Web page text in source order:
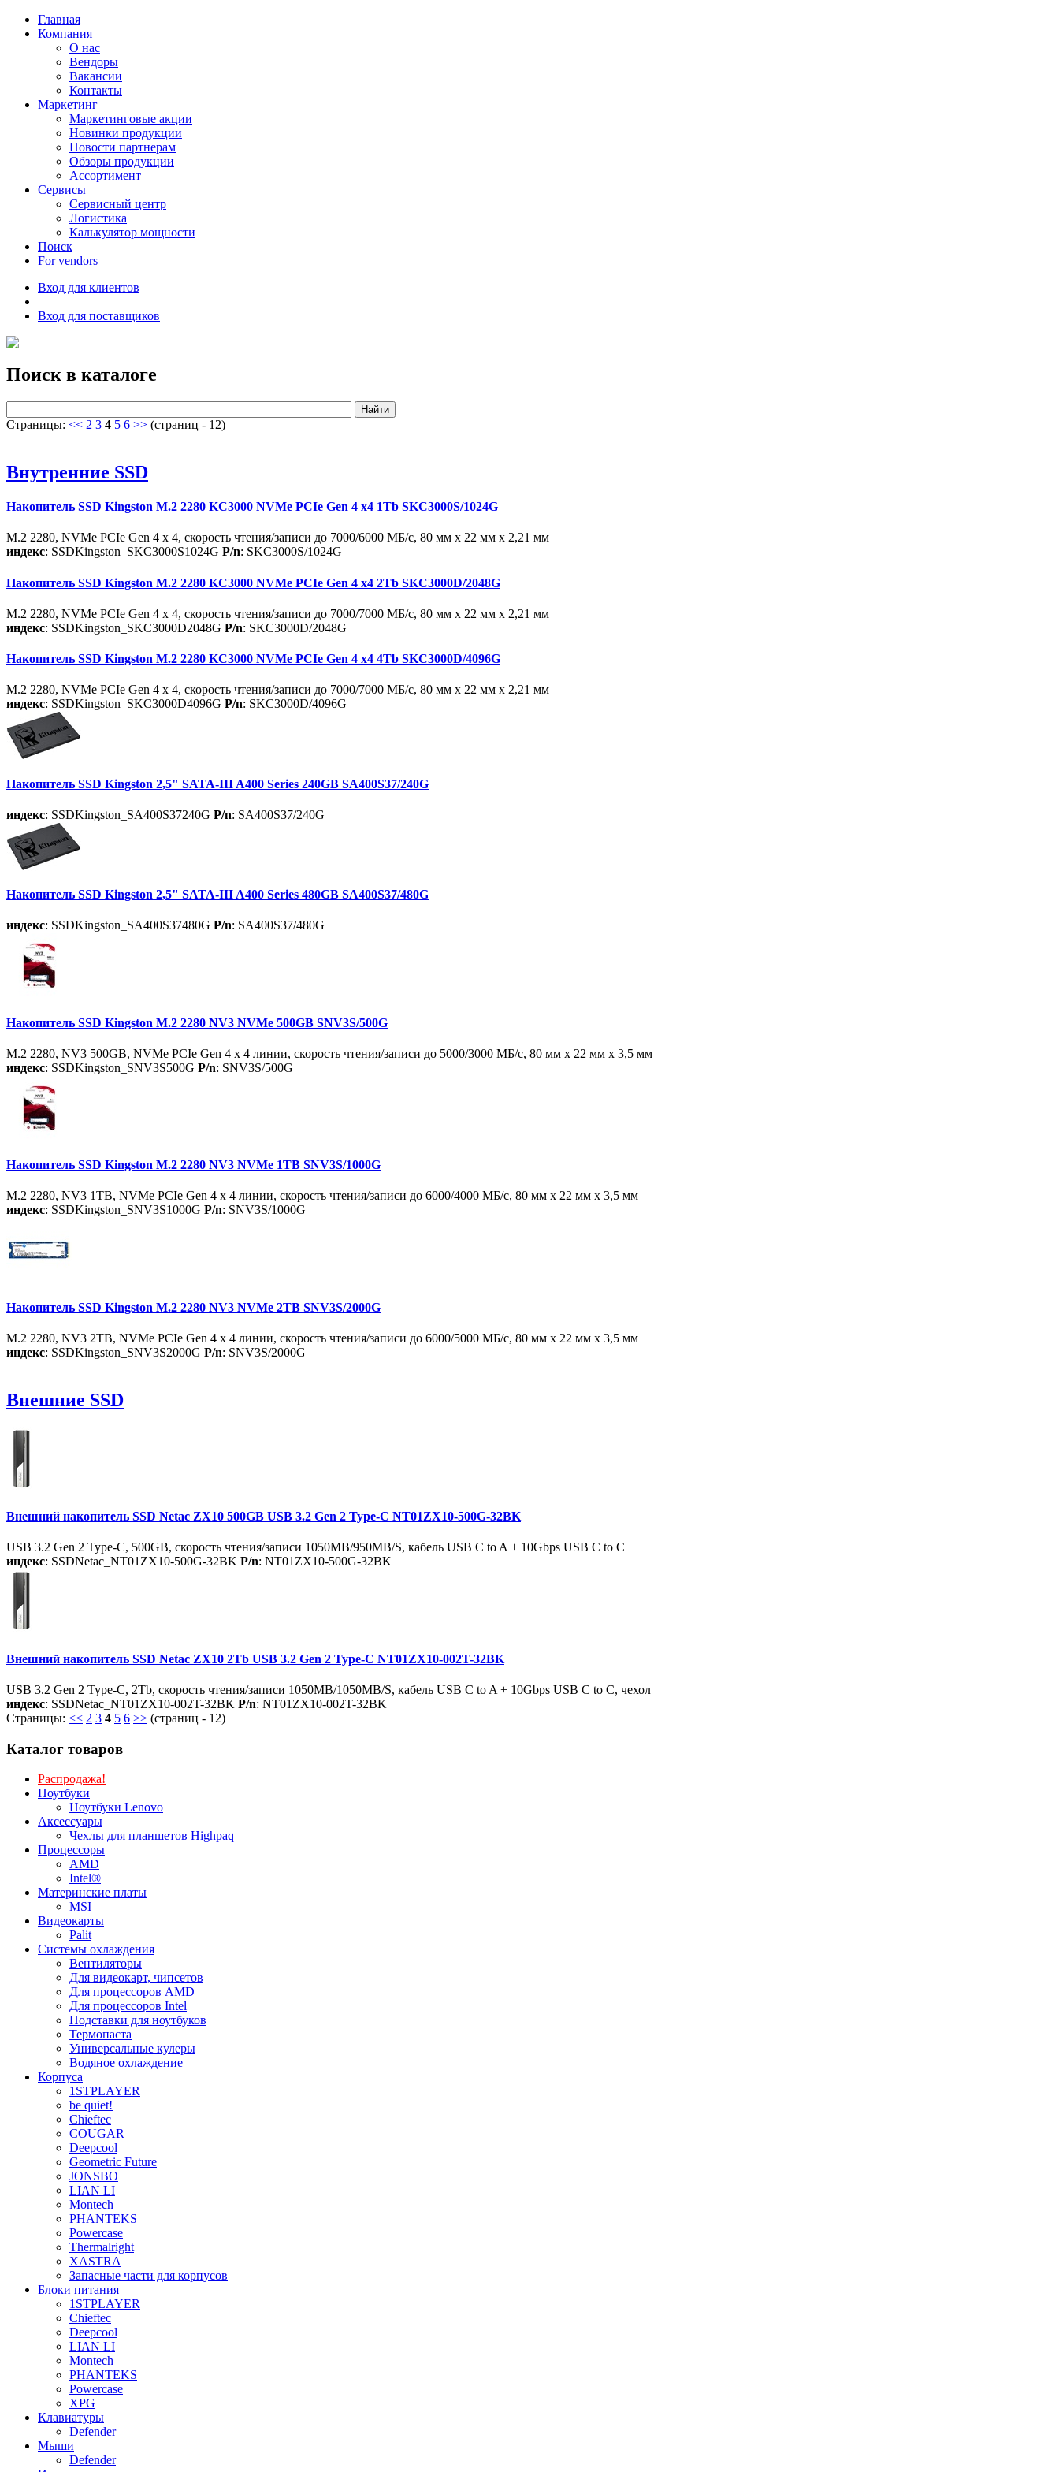
Главная
Компания
О нас
Вендоры
Вакансии
Контакты
Маркетинг
Маркетинговые акции
Новинки продукции
Новости партнерам
Обзоры продукции
Ассортимент
Сервисы
Сервисный центр
Логистика
Калькулятор мощности
Поиск
For vendors
Вход для клиентов
|
Вход для поставщиков
Поиск в каталоге
Страницы: << 2 3 4 5 6 >> (страниц - 12)
Внутренние SSD
Накопитель SSD Kingston M.2 2280 KC3000 NVMe PCIe Gen 4 x4 1Tb SKC3000S/1024G
M.2 2280, NVMe PCIe Gen 4 x 4, скорость чтения/записи до 7000/6000 МБ/с, 80 мм x 22 мм x 2,21 мм
индекс: SSDKingston_SKC3000S1024G P/n: SKC3000S/1024G
Накопитель SSD Kingston M.2 2280 KC3000 NVMe PCIe Gen 4 x4 2Tb SKC3000D/2048G
M.2 2280, NVMe PCIe Gen 4 x 4, скорость чтения/записи до 7000/7000 МБ/с, 80 мм x 22 мм x 2,21 мм
индекс: SSDKingston_SKC3000D2048G P/n: SKC3000D/2048G
Накопитель SSD Kingston M.2 2280 KC3000 NVMe PCIe Gen 4 x4 4Tb SKC3000D/4096G
M.2 2280, NVMe PCIe Gen 4 x 4, скорость чтения/записи до 7000/7000 МБ/с, 80 мм x 22 мм x 2,21 мм
индекс: SSDKingston_SKC3000D4096G P/n: SKC3000D/4096G
Накопитель SSD Kingston 2,5" SATA-III A400 Series 240GB SA400S37/240G
индекс: SSDKingston_SA400S37240G P/n: SA400S37/240G
Накопитель SSD Kingston 2,5" SATA-III A400 Series 480GB SA400S37/480G
индекс: SSDKingston_SA400S37480G P/n: SA400S37/480G
Накопитель SSD Kingston M.2 2280 NV3 NVMe 500GB SNV3S/500G
M.2 2280, NV3 500GB, NVMe PCIe Gen 4 x 4 линии, скорость чтения/записи до 5000/3000 МБ/с, 80 мм x 22 мм x 3,5 мм
индекс: SSDKingston_SNV3S500G P/n: SNV3S/500G
Накопитель SSD Kingston M.2 2280 NV3 NVMe 1TB SNV3S/1000G
M.2 2280, NV3 1TB, NVMe PCIe Gen 4 x 4 линии, скорость чтения/записи до 6000/4000 МБ/с, 80 мм x 22 мм x 3,5 мм
индекс: SSDKingston_SNV3S1000G P/n: SNV3S/1000G
Накопитель SSD Kingston M.2 2280 NV3 NVMe 2TB SNV3S/2000G
M.2 2280, NV3 2TB, NVMe PCIe Gen 4 x 4 линии, скорость чтения/записи до 6000/5000 МБ/с, 80 мм x 22 мм x 3,5 мм
индекс: SSDKingston_SNV3S2000G P/n: SNV3S/2000G
Внешние SSD
Внешний накопитель SSD Netac ZX10 500GB USB 3.2 Gen 2 Type-C NT01ZX10-500G-32BK
USB 3.2 Gen 2 Type-C, 500GB, скорость чтения/записи 1050MB/950MB/S, кабель USB C to A + 10Gbps USB C to C
индекс: SSDNetac_NT01ZX10-500G-32BK P/n: NT01ZX10-500G-32BK
Внешний накопитель SSD Netac ZX10 2Tb USB 3.2 Gen 2 Type-C NT01ZX10-002T-32BK
USB 3.2 Gen 2 Type-C, 2Tb, скорость чтения/записи 1050MB/1050MB/S, кабель USB C to A + 10Gbps USB C to C, чехол
индекс: SSDNetac_NT01ZX10-002T-32BK P/n: NT01ZX10-002T-32BK
Страницы: << 2 3 4 5 6 >> (страниц - 12)
Каталог товаров
Распродажа!
Ноутбуки
Ноутбуки Lenovo
Аксессуары
Чехлы для планшетов Highpaq
Процессоры
AMD
Intel®
Материнские платы
MSI
Видеокарты
Palit
Системы охлаждения
Вентиляторы
Для видеокарт, чипсетов
Для процессоров AMD
Для процессоров Intel
Подставки для ноутбуков
Термопаста
Универсальные кулеры
Водяное охлаждение
Корпуса
1STPLAYER
be quiet!
Chieftec
COUGAR
Deepcool
Geometric Future
JONSBO
LIAN LI
Montech
PHANTEKS
Powercase
Thermalright
XASTRA
Запасные части для корпусов
Блоки питания
1STPLAYER
Chieftec
Deepcool
LIAN LI
Montech
PHANTEKS
Powercase
XPG
Клавиатуры
Defender
Мыши
Defender